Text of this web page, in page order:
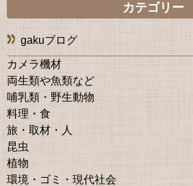
カテゴリー
gakuブログ
カメラ機材
両生類や魚類など
哺乳類・野生動物
料理・食
旅・取材・人
昆虫
植物
環境・ゴミ・現代社会